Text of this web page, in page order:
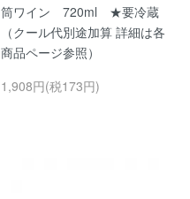
筒ワイン 720ml ★要冷蔵
（クール代別途加算 詳細は各
商品ページ参照）
1,908円(税173円)